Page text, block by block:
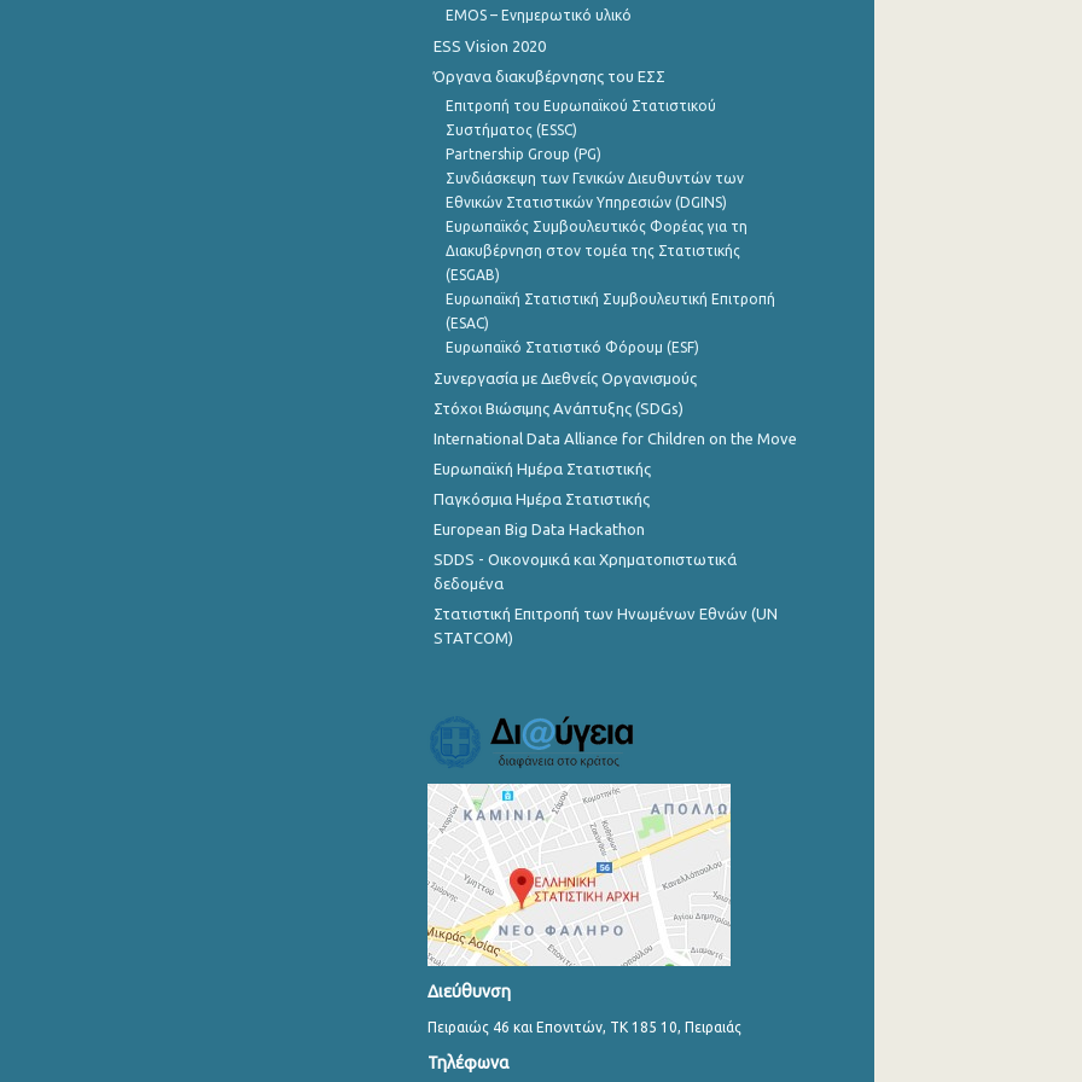
EMOS – Ενημερωτικό υλικό
ESS Vision 2020
Όργανα διακυβέρνησης του ΕΣΣ
Επιτροπή του Ευρωπαϊκού Στατιστικού
Συστήματος (ESSC)
Partnership Group (PG)
Συνδιάσκεψη των Γενικών Διευθυντών των
Εθνικών Στατιστικών Υπηρεσιών (DGINS)
Ευρωπαϊκός Συμβουλευτικός Φορέας για τη
Διακυβέρνηση στον τομέα της Στατιστικής
(ESGAB)
Ευρωπαϊκή Στατιστική Συμβουλευτική Επιτροπή
(ESAC)
Ευρωπαϊκό Στατιστικό Φόρουμ (ESF)
Συνεργασία με Διεθνείς Οργανισμούς
Στόχοι Βιώσιμης Ανάπτυξης (SDGs)
International Data Alliance for Children on the Move
Ευρωπαϊκή Ημέρα Στατιστικής
Παγκόσμια Ημέρα Στατιστικής
European Big Data Hackathon
SDDS - Οικονομικά και Χρηματοπιστωτικά
δεδομένα
Στατιστική Επιτροπή των Ηνωμένων Εθνών (UN
STATCOM)
Διεύθυνση
Πειραιώς 46 και Επονιτών, ΤΚ 185 10, Πειραιάς
Τηλέφωνα